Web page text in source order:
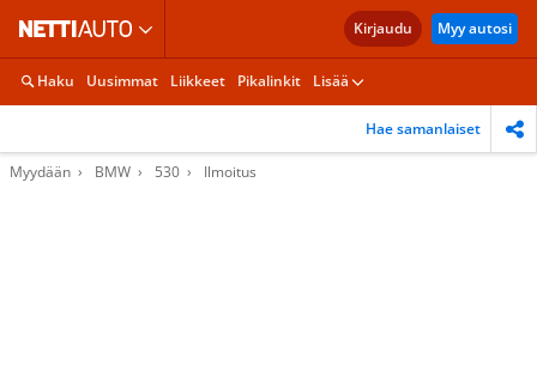
Kirjaudu Myy autosi
Haku Uusimmat Liikkeet Pikalinkit Lisää
Hae samanlaiset
Myydään BMW 530 Ilmoitus